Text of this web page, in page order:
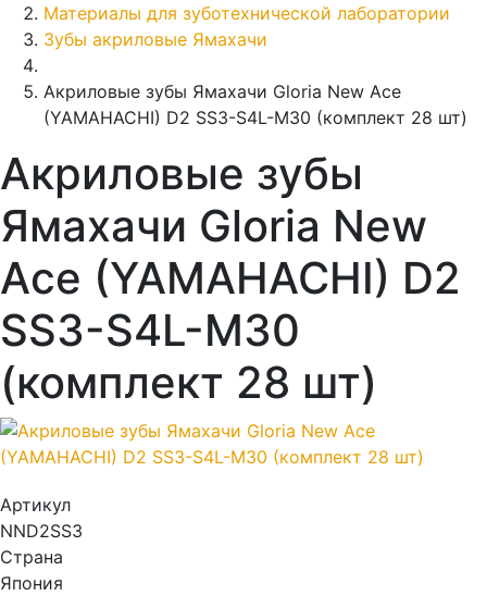
Материалы для зуботехнической лаборатории
Зубы акриловые Ямахачи
Акриловые зубы Ямахачи Gloria New Ace
(YAMAHACHI) D2 SS3-S4L-M30 (комплект 28 шт)
Акриловые зубы
Ямахачи Gloria New
Ace (YAMAHACHI) D2
SS3-S4L-M30
(комплект 28 шт)
Артикул
NND2SS3
Страна
Япония